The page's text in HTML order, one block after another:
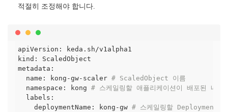
적절히 조정해야 합니다.
apiVersion: keda.sh/v1alpha1
kind: ScaledObject
metadata:
  name: kong-gw-scaler
# ScaledObject 이름
  namespace: kong
# 스케일링할 애플리케이션이 배포된 네임
  labels:
    deploymentName: kong-gw
# 스케일링할 Deployment